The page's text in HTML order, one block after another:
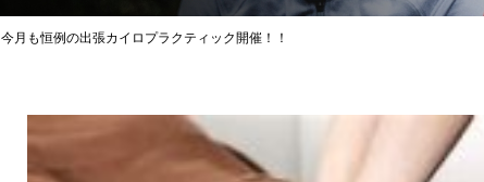
今月も恒例の出張カイロプラクティック開催！！